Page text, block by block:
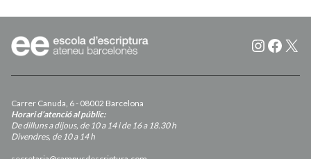
X
Carrer Canuda, 6 - 08002 Barcelona
Horari d’atenció al públic:
De dilluns a dijous, de 10 a 14 i de 16 a 18.30 h
Divendres, de 10 a 14 h